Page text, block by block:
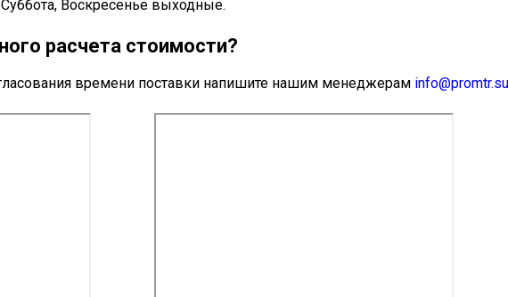
Воскресенье выходные.
расчета стоимости?
времени поставки напишите нашим менеджерам info@promtr.su